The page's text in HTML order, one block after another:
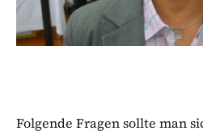
Folgende Fragen sollte man